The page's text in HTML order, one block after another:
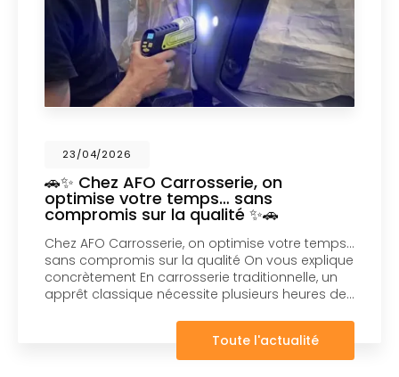
23/04/2026
🚗✨ Chez AFO Carrosserie, on
optimise votre temps… sans
compromis sur la qualité ✨🚗
Chez AFO Carrosserie, on optimise votre temps…
sans compromis sur la qualité On vous explique
concrètement En carrosserie traditionnelle, un
apprêt classique nécessite plusieurs heures de…
Toute l'actualité